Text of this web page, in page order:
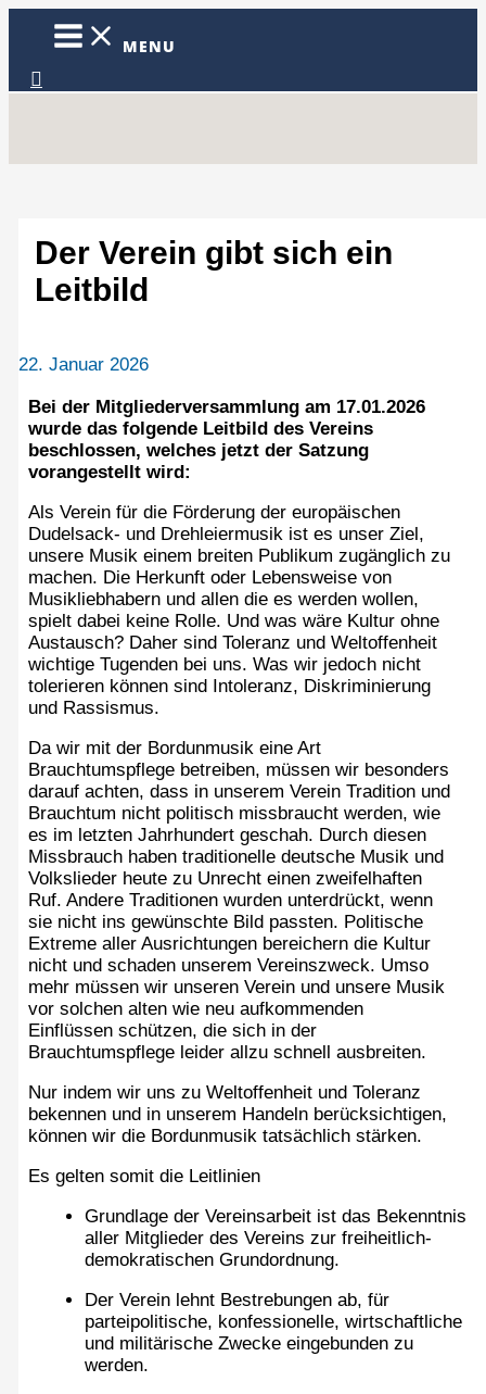
MENU
Suchen
Der Verein gibt sich ein
Leitbild
22. Januar 2026
Bei der Mitgliederversammlung am 17.01.2026
wurde das folgende Leitbild des Vereins
beschlossen, welches jetzt der Satzung
vorangestellt wird:
Als Verein für die Förderung der europäischen
Dudelsack- und Drehleiermusik ist es unser Ziel,
unsere Musik einem breiten Publikum zugänglich zu
machen. Die Herkunft oder Lebensweise von
Musikliebhabern und allen die es werden wollen,
spielt dabei keine Rolle. Und was wäre Kultur ohne
Austausch? Daher sind Toleranz und Weltoffenheit
wichtige Tugenden bei uns. Was wir jedoch nicht
tolerieren können sind Intoleranz, Diskriminierung
und Rassismus.
Da wir mit der Bordunmusik eine Art
Brauchtumspflege betreiben, müssen wir besonders
darauf achten, dass in unserem Verein Tradition und
Brauchtum nicht politisch missbraucht werden, wie
es im letzten Jahrhundert geschah. Durch diesen
Missbrauch haben traditionelle deutsche Musik und
Volkslieder heute zu Unrecht einen zweifelhaften
Ruf. Andere Traditionen wurden unterdrückt, wenn
sie nicht ins gewünschte Bild passten. Politische
Extreme aller Ausrichtungen bereichern die Kultur
nicht und schaden unserem Vereinszweck. Umso
mehr müssen wir unseren Verein und unsere Musik
vor solchen alten wie neu aufkommenden
Einflüssen schützen, die sich in der
Brauchtumspflege leider allzu schnell ausbreiten.
Nur indem wir uns zu Weltoffenheit und Toleranz
bekennen und in unserem Handeln berücksichtigen,
können wir die Bordunmusik tatsächlich stärken.
Es gelten somit die Leitlinien
Grundlage der Vereinsarbeit ist das Bekenntnis
aller Mitglieder des Vereins zur freiheitlich-
demokratischen Grundordnung.
Der Verein lehnt Bestrebungen ab, für
parteipolitische, konfessionelle, wirtschaftliche
und militärische Zwecke eingebunden zu
werden.